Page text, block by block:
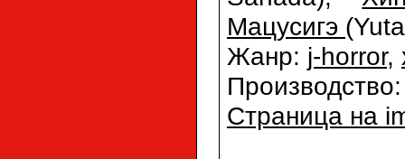
Мацусигэ
Жанр: j-horror,
Страница на